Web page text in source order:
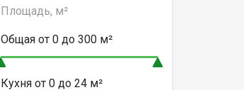
Площадь, м²
Общая от 0 до 300м²
Кухня от 0 до 24м²